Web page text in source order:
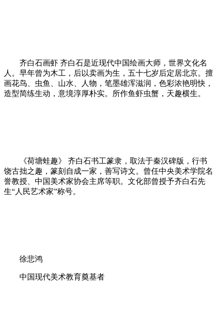
齐白石画虾 齐白石是近现代中国绘画大师，世界文化名
人。早年曾为木工，后以卖画为生，五十七岁后定居北京。擅
画花鸟、虫鱼、山水、人物，笔墨雄浑滋润，色彩浓艳明快，
造型简练生动，意境淳厚朴实。所作鱼虾虫蟹，天趣横生。
《荷塘蛙趣》 齐白石书工篆隶，取法于秦汉碑版，行书
饶古拙之趣，篆刻自成一家，善写诗文。曾任中央美术学院名
誉教授、中国美术家协会主席等职。文化部曾授予齐白石先
生“人民艺术家”称号。
徐悲鸿
中国现代美术教育奠基者